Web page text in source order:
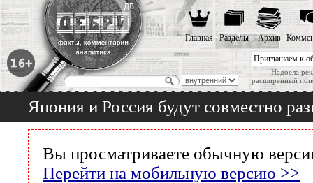
Приглашаем к
Надоела
расширенный
Главная Разделы Архив
Япония и Россия будут совместно
Вы просматриваете обычную
Перейти на мобильную версию >>